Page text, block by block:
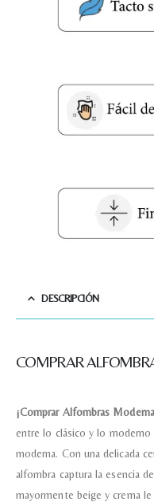
DESCRIPCIÓN
COMPRAR
¡Comprar Alfombras
entre lo clásico y lo moderno
moderna. Con una delicada
alfombra captura la esencia
mayormente beige y crema
Teléfono
Correo